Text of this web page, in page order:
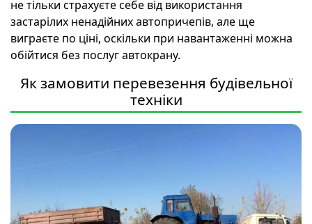
не тільки страхуєте себе від використання
застарілих ненадійних автопричепів, але ще
виграєте по ціні, оскільки при навантаженні можна
обійтися без послуг автокрану.
Як замовити перевезення будівельної
техніки